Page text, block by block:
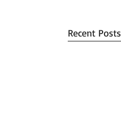
Recent Posts